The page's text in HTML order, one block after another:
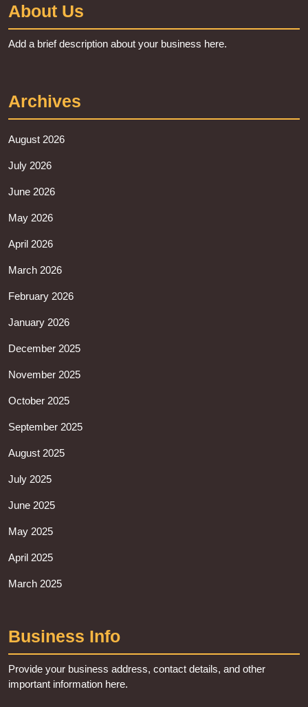
About Us
Add a brief description about your business here.
Archives
August 2026
July 2026
June 2026
May 2026
April 2026
March 2026
February 2026
January 2026
December 2025
November 2025
October 2025
September 2025
August 2025
July 2025
June 2025
May 2025
April 2025
March 2025
Business Info
Provide your business address, contact details, and other
important information here.